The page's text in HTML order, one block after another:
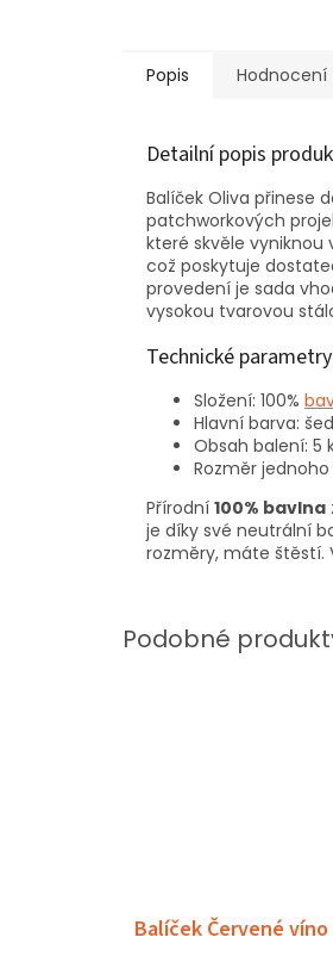
Popis Hodnocení
Detailní popis
Balíček Oliva přinese
patchworkových
které skvěle vyniknou
což poskytuje
provedení je sada
vysokou tvarovou
Technické parametry
Složení: 100%
Hlavní barva:
Obsah balení: 5
Rozměr
Přírodní 100% bavlna
je díky své neutrální
rozměry, máte štěstí.
Balíček Červené víno